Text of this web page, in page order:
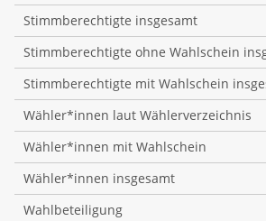
Stimmberechtigte insgesamt
Stimmberechtigte ohne Wahlschein
Stimmberechtigte mit Wahlschein
Wähler*innen laut Wählerverzeichnis
Wähler*innen mit Wahlschein
Wähler*innen insgesamt
Wahlbeteiligung